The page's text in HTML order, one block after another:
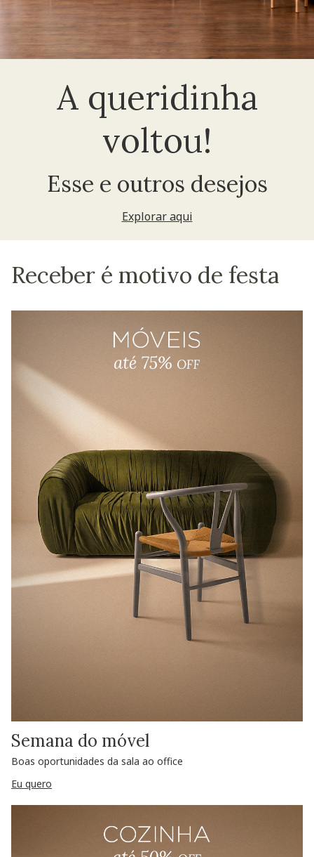
A queridinha
voltou!
Esse e outros desejos
Explorar aqui
Receber é motivo de festa
Semana do móvel
Boas oportunidades da sala ao office
Eu quero